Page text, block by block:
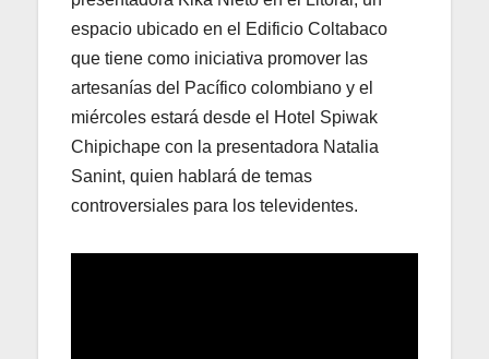
espacio ubicado en el Edificio Coltabaco
que tiene como iniciativa promover las
artesanías del Pacífico colombiano y el
miércoles estará desde el Hotel Spiwak
Chipichape con la presentadora Natalia
Sanint, quien hablará de temas
controversiales para los televidentes.